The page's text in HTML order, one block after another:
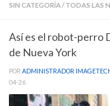
SIN CATEGORÍA/ TODAS LAS
Así es el robot-perro
de Nueva York
POR ADMINISTRADOR
04-26